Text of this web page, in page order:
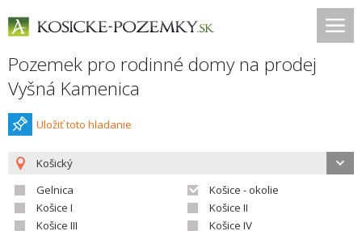
Pozemek pro rodinné domy na prodej
Vyšná Kamenica
Uložiť toto hladanie
Košický
Gelnica
Košice - okolie
Košice I
Košice II
Košice III
Košice IV